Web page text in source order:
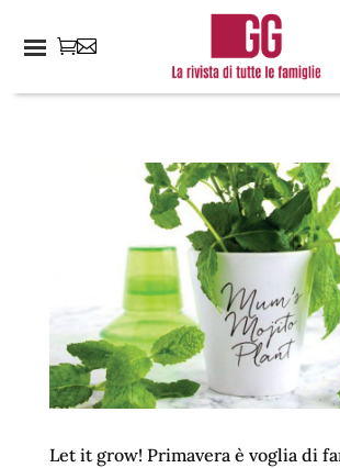
Let it grow! Primavera è voglia di